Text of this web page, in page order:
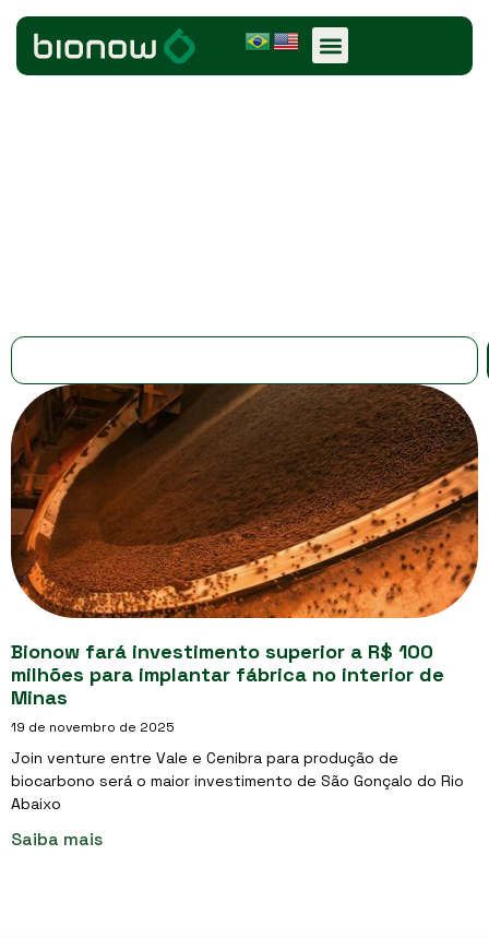
Bionow fará investimento superior a R$ 100
milhões para implantar fábrica no interior de
Minas
19 de novembro de 2025
Join venture entre Vale e Cenibra para produção de
biocarbono será o maior investimento de São Gonçalo do Rio
Abaixo
Saiba mais